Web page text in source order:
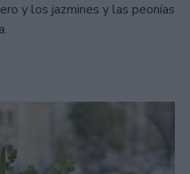
y los jazmines y las peonías